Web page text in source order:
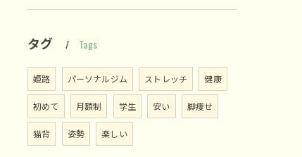
タグ Tags
姫路 パーソナルジム ストレッチ 健康
初めて 月額制 学生 安い 脚痩せ
猫背 姿勢 楽しい